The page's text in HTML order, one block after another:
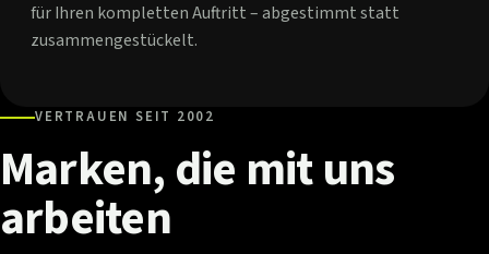
für Ihren kompletten Auftritt – abgestimmt statt
zusammengestückelt.
VERTRAUEN SEIT 2002
Marken,die mituns
arbeiten